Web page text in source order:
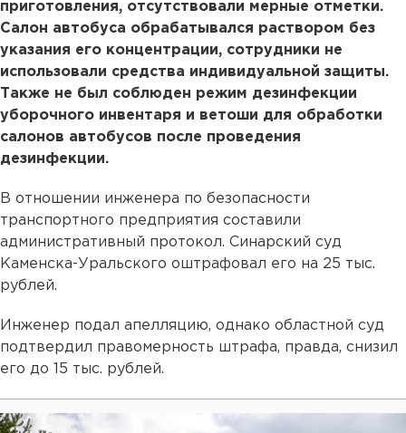
приготовления, отсутствовали мерные отметки.
Салон автобуса обрабатывался раствором без
указания его концентрации, сотрудники не
использовали средства индивидуальной защиты.
Также не был соблюден режим дезинфекции
уборочного инвентаря и ветоши для обработки
салонов автобусов после проведения
дезинфекции.
В отношении инженера по безопасности
транспортного предприятия составили
административный протокол. Синарский суд
Каменска-Уральского оштрафовал его на 25 тыс.
рублей.
Инженер подал апелляцию, однако областной суд
подтвердил правомерность штрафа, правда, снизил
его до 15 тыс. рублей.